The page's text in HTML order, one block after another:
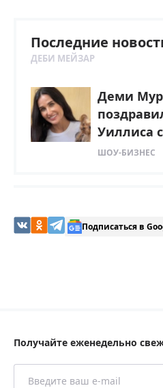
Последние
ДЕБИ МЕЙЗАР
Деми Мур
Уиллиса
ШОУ-БИЗНЕС
Подписаться в
Получайте еженедельно